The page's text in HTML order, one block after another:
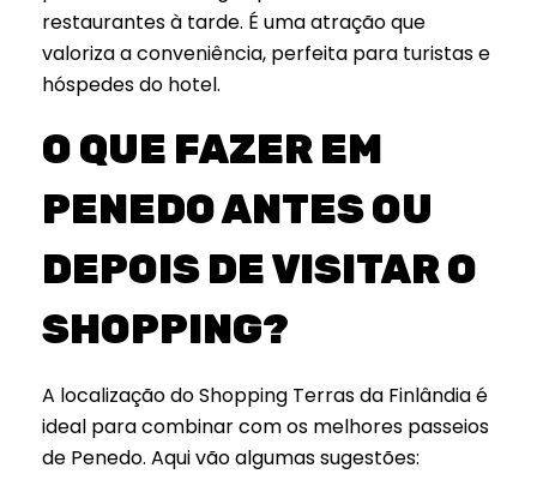
restaurantes à tarde. É uma atração que
valoriza a conveniência, perfeita para turistas e
hóspedes do hotel.
O QUE FAZER EM
PENEDO ANTES OU
DEPOIS DE VISITAR O
SHOPPING?
A localização do Shopping Terras da Finlândia é
ideal para combinar com os melhores passeios
de Penedo. Aqui vão algumas sugestões: